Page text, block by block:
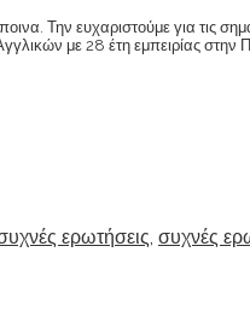
ευχαριστούμε για τις
με 28 έτη εμπειρίας
ερωτήσεις, συχνές